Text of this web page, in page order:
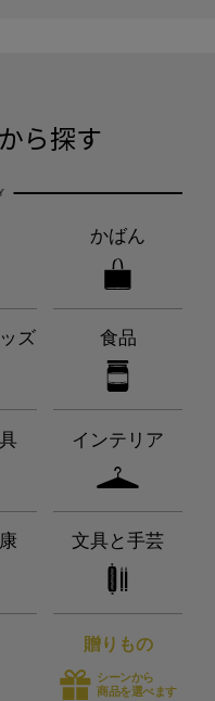
ら探す
かばん
ズ 食品
インテリア
文具と手芸
贈りもの
シーンから
商品を選べます